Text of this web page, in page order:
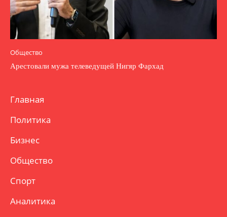
Общество
Арестовали мужа телеведущей Нигяр Фархад
Главная
Политика
Бизнес
Общество
Спорт
Аналитика